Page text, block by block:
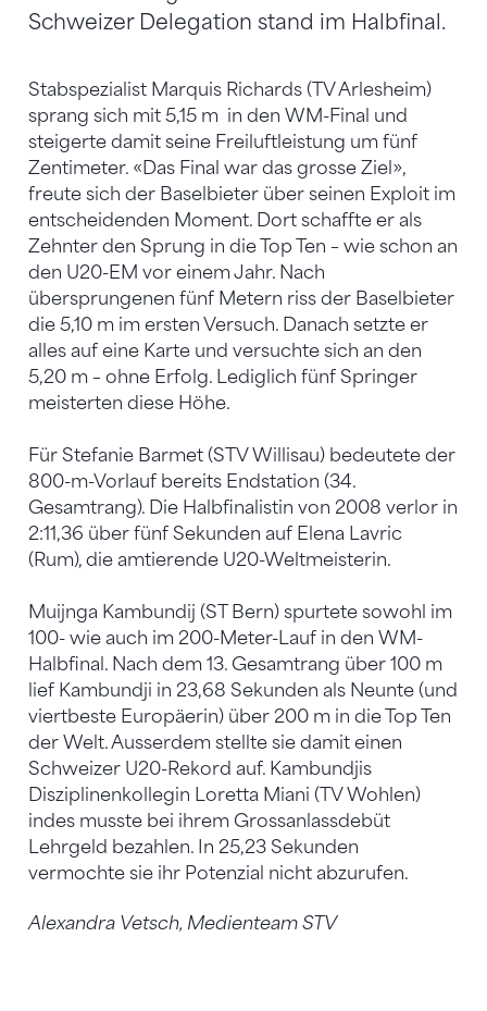
Schweizer Delegation stand im Halbfinal.
Stabspezialist Marquis Richards (TV Arlesheim)
sprang sich mit 5,15 m in den WM-Final und
steigerte damit seine Freiluftleistung um fünf
Zentimeter. «Das Final war das grosse Ziel»,
freute sich der Baselbieter über seinen Exploit im
entscheidenden Moment. Dort schaffte er als
Zehnter den Sprung in die Top Ten – wie schon an
den U20-EM vor einem Jahr. Nach
übersprungenen fünf Metern riss der Baselbieter
die 5,10 m im ersten Versuch. Danach setzte er
alles auf eine Karte und versuchte sich an den
5,20 m – ohne Erfolg. Lediglich fünf Springer
meisterten diese Höhe.
Für Stefanie Barmet (STV Willisau) bedeutete der
800-m-Vorlauf bereits Endstation (34.
Gesamtrang). Die Halbfinalistin von 2008 verlor in
2:11,36 über fünf Sekunden auf Elena Lavric
(Rum), die amtierende U20-Weltmeisterin.
Muijnga Kambundij (ST Bern) spurtete sowohl im
100- wie auch im 200-Meter-Lauf in den WM-
Halbfinal. Nach dem 13. Gesamtrang über 100 m
lief Kambundji in 23,68 Sekunden als Neunte (und
viertbeste Europäerin) über 200 m in die Top Ten
der Welt. Ausserdem stellte sie damit einen
Schweizer U20-Rekord auf. Kambundjis
Disziplinenkollegin Loretta Miani (TV Wohlen)
indes musste bei ihrem Grossanlassdebüt
Lehrgeld bezahlen. In 25,23 Sekunden
vermochte sie ihr Potenzial nicht abzurufen.
Alexandra Vetsch, Medienteam STV